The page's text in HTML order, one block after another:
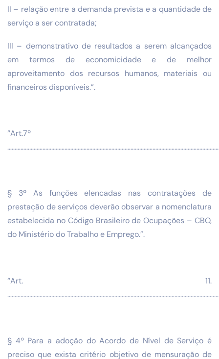
II – relação entre a demanda prevista e a quantidade de
serviço a ser contratada;
III – demonstrativo de resultados a serem alcançados
em termos de economicidade e de melhor
aproveitamento dos recursos humanos, materiais ou
financeiros disponíveis.”.
“Art.7º
§ 3º As funções elencadas nas contratações de
prestação de serviços deverão observar a nomenclatura
estabelecida no Código Brasileiro de Ocupações – CBO,
do Ministério do Trabalho e Emprego.”.
“Art. 11.
§ 4º Para a adoção do Acordo de Nível de Serviço é
preciso que exista critério objetivo de mensuração de